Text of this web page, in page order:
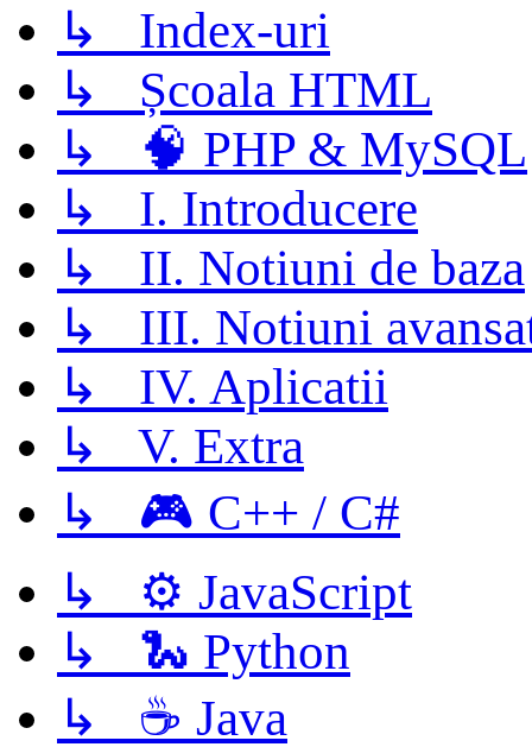
↳ Index-uri
↳ Școala HTML
↳ 🧠 PHP & MySQL
↳ I. Introducere
↳ II. Notiuni de baza
↳ III. Notiuni
↳ IV. Aplicatii
↳ V. Extra
↳ 🎮 C++ / C#
↳ ⚙️ JavaScript
↳ 🐍 Python
↳ ☕ Java